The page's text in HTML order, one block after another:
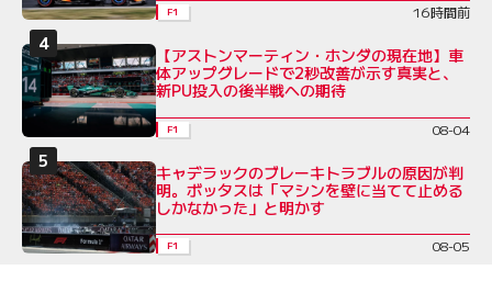
F1 16時間前
【アストンマーティン・ホンダの現在地】車
体アップグレードで2秒改善が示す真実と、
新PU投入の後半戦への期待
F1 08-04
キャデラックのブレーキトラブルの原因が判
明。ボッタスは「マシンを壁に当てて止める
しかなかった」と明かす
F1 08-05